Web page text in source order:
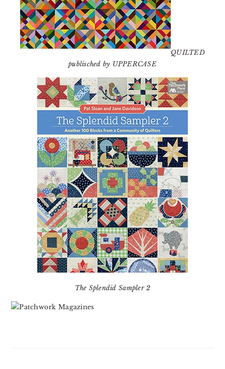
QUILTED
publisched by UPPERCASE
The Splendid Sampler 2